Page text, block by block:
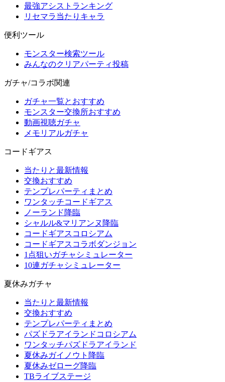
最強アシストランキング
リセマラ当たりキャラ
便利ツール
モンスター検索ツール
みんなのクリアパーティ投稿
ガチャ/コラボ関連
ガチャ一覧とおすすめ
モンスター交換所おすすめ
動画視聴ガチャ
メモリアルガチャ
コードギアス
当たりと最新情報
交換おすすめ
テンプレパーティまとめ
ワンタッチコードギアス
ノーランド降臨
シャルル&マリアンヌ降臨
コードギアスコロシアム
コードギアスコラボダンジョン
1点狙いガチャシミュレーター
10連ガチャシミュレーター
夏休みガチャ
当たりと最新情報
交換おすすめ
テンプレパーティまとめ
パズドラアイランドコロシアム
ワンタッチパズドラアイランド
夏休みガイノウト降臨
夏休みゼローグ降臨
TBライブステージ